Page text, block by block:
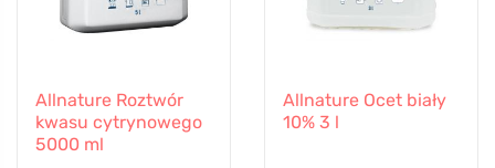
Allnature Roztwór
kwasu cytrynowego
5000 ml
Allnature Ocet biały
10% 3 l